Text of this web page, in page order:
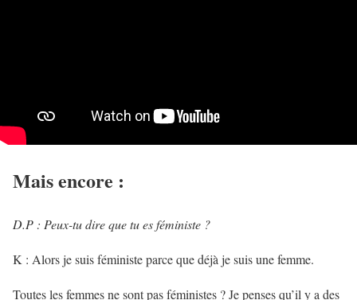
Mais encore :
D.P : Peux-tu dire que tu es féministe ?
K : Alors je suis féministe parce que déjà je suis une femme.
Toutes les femmes ne sont pas féministes ? Je penses qu’il y a des